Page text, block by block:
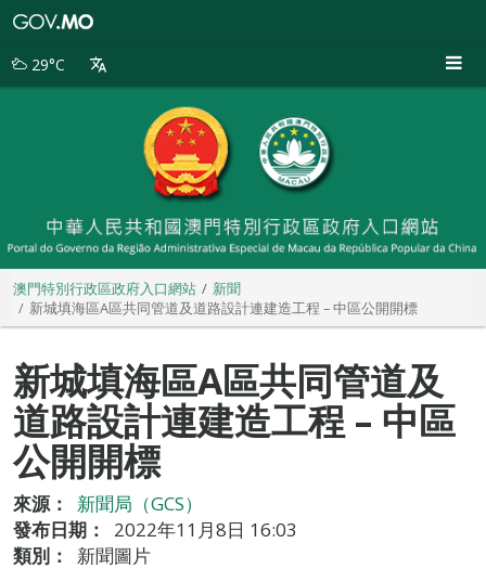
別
29°C
澳門特別行政區政府入口網站
新聞
新城填海區A區共同管道及道路設計連建造工程 – 中區公開開標
新城填海區A區共同管道及
道路設計連建造工程 – 中區
公開開標
來源：
新聞局（GCS）
發布日期：
2022年11月8日 16:03
類別：
新聞圖片